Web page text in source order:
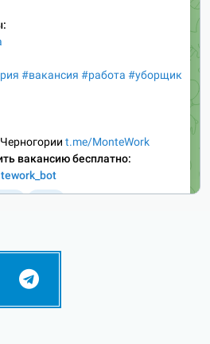
Telegram
Follow